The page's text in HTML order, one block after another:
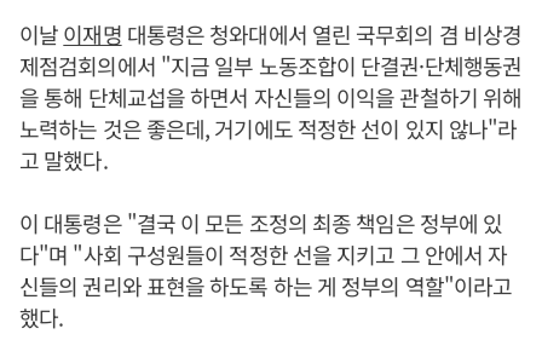
이날이재명 대통령은 청와대에서 열린 국무회의 겸 비상경
제점검회의에서 "지금 일부 노동조합이 단결권·단체행동권
을 통해 단체교섭을 하면서 자신들의 이익을 관철하기 위해
노력하는 것은 좋은데, 거기에도 적정한 선이 있지 않나"라
고 말했다.
이 대통령은 "결국 이 모든 조정의 최종 책임은 정부에 있
다"며 "사회 구성원들이 적정한 선을 지키고 그 안에서 자
신들의 권리와 표현을 하도록 하는 게 정부의 역할"이라고
했다.